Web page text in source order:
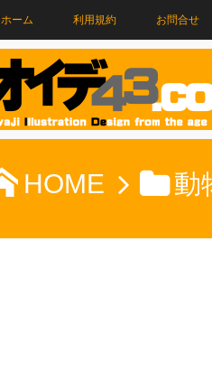
ホーム 利用規約 お問合せ
HOME 動